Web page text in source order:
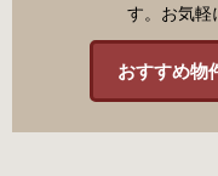
す。お気軽
おすすめ物